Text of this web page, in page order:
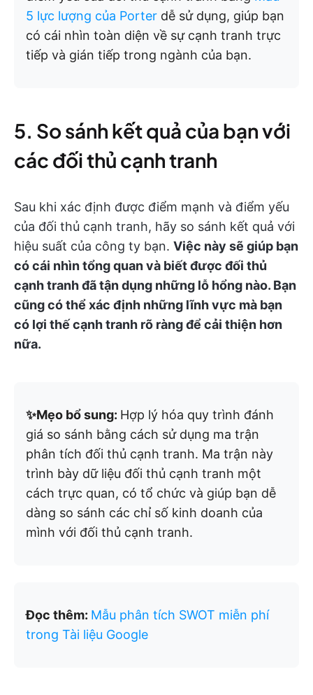
5 lực lượng của Porter dễ sử dụng, giúp bạn
có cái nhìn toàn diện về sự cạnh tranh trực
tiếp và gián tiếp trong ngành của bạn.
5. So sánh kết quả của bạn với
các đối thủ cạnh tranh
Sau khi xác định được điểm mạnh và điểm yếu
của đối thủ cạnh tranh, hãy so sánh kết quả với
hiệu suất của công ty bạn. Việc này sẽ giúp bạn
có cái nhìn tổng quan và biết được đối thủ
cạnh tranh đã tận dụng những lỗ hổng nào. Bạn
cũng có thể xác định những lĩnh vực mà bạn
có lợi thế cạnh tranh rõ ràng để cải thiện hơn
nữa.
✨Mẹo bổ sung: Hợp lý hóa quy trình đánh
giá so sánh bằng cách sử dụng ma trận
phân tích đối thủ cạnh tranh. Ma trận này
trình bày dữ liệu đối thủ cạnh tranh một
cách trực quan, có tổ chức và giúp bạn dễ
dàng so sánh các chỉ số kinh doanh của
mình với đối thủ cạnh tranh.
Đọc thêm: Mẫu phân tích SWOT miễn phí
trong Tài liệu Google